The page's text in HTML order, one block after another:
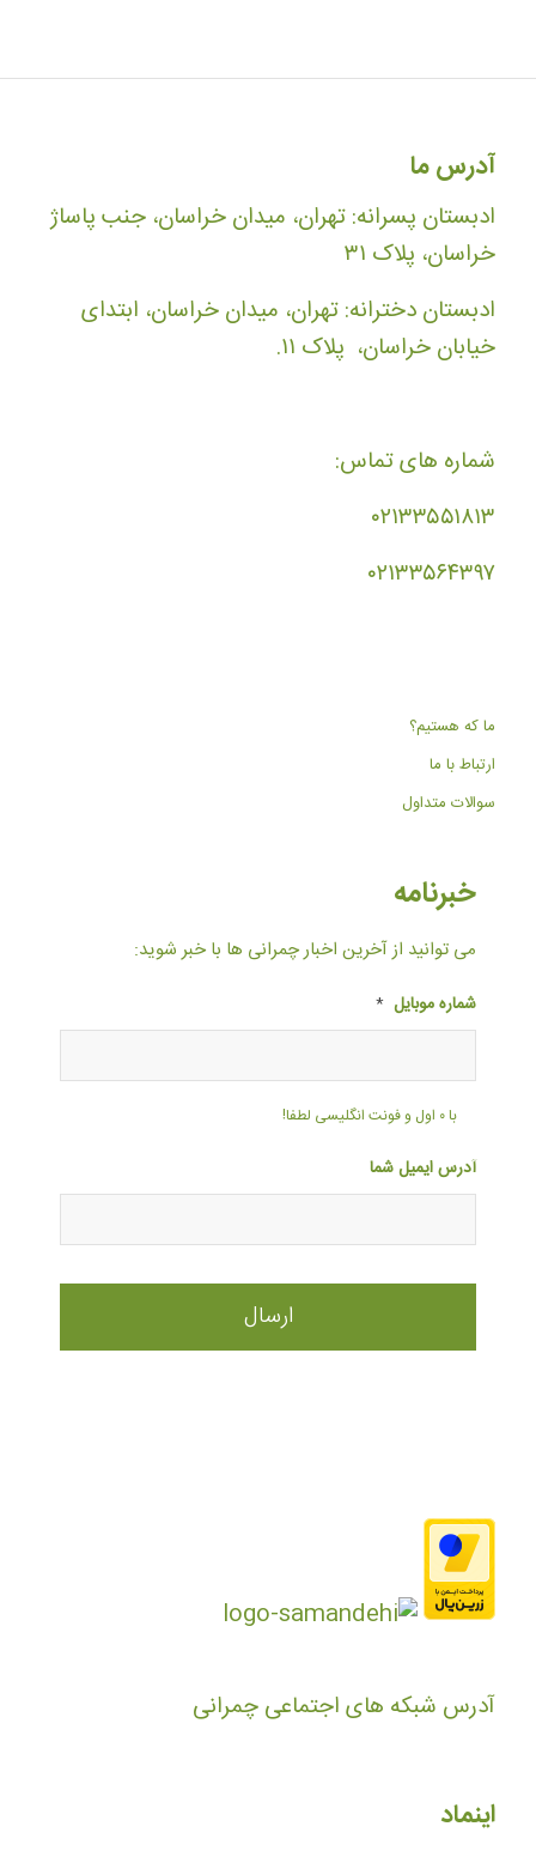
آدرس ما
ادبستان پسرانه: تهران، میدان خراسان، جنب پاساژ
خراسان، پلاک ۳۱
ادبستان دخترانه: تهران، میدان خراسان، ابتدای
خیابان خراسان، پلاک ۱۱.
شماره های تماس:
۰۲۱۳۳۵۵۱۸۱۳
۰۲۱۳۳۵۶۴۳۹۷
ما که هستیم؟
ارتباط با ما
سوالات متداول
خبرنامه
می توانید از آخرین اخبار چمرانی ها با خبر شوید:
شماره موبایل *
با ۰ اول و فونت انگلیسی لطفا!
آدرس ایمیل شما
آدرس شبکه های اجتماعی چمرانی
اینماد